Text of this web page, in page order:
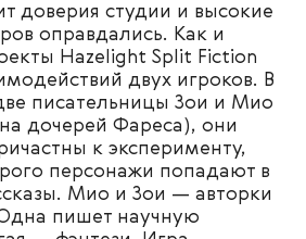
доверия студии и высокие
оправдались. Как и
Hazelight Split Fiction
двух игроков. В
писательницы Зои и Мио
дочерей Фареса), они
к эксперименту,
персонажи попадают в
Мио и Зои — авторки
пишет научную